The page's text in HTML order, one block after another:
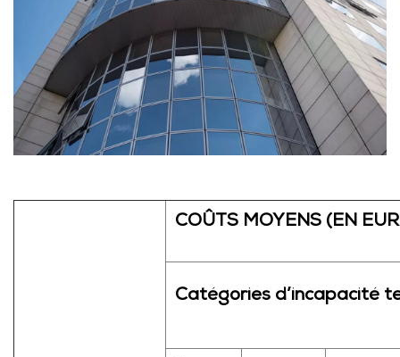
COÛTS MOYENS (EN
Catégories d’incapacité